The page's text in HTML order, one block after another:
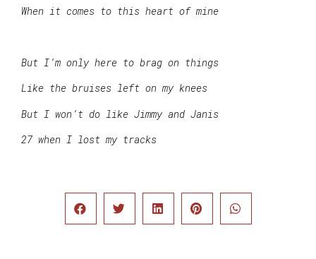
When it comes to this heart of mine
But I’m only here to brag on things
Like the bruises left on my knees
But I won’t do like Jimmy and Janis
27 when I lost my tracks